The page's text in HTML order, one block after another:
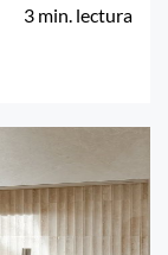
3 min. lectura